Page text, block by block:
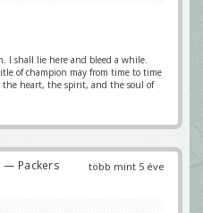
I shall lie here and bleed a while.
of champion may from time to time
heart, the spirit, and the soul of
több mint 5 éve
— Packers